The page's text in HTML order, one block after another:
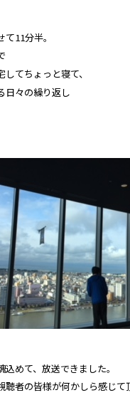
11分半。
てちょっと寝て、
日々の繰り返し
めて、放送できました。
聴者の皆様が何かしら感じて